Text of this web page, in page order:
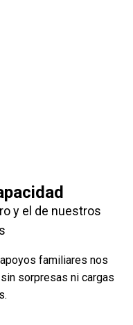
y el de nuestros
familiares nos
sorpresas ni cargas